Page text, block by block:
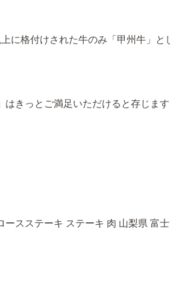
に格付けされた牛のみ「甲州牛」と
きっとご満足いただけると存じま
スステーキ ステーキ 肉 山梨県 富